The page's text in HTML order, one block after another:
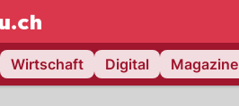
NAU.ch
Wirtschaft Digital Magazine